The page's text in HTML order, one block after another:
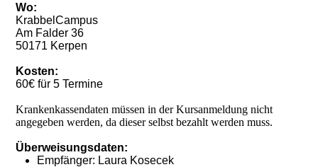
Wo:
KrabbelCampus
Am Falder 36
50171 Kerpen
Kosten:
60€ für 5 Termine
Krankenkassendaten müssen in der Kursanmeldung nicht
angegeben werden, da dieser selbst bezahlt werden muss.
Überweisungsdaten:
Empfänger: Laura Kosecek